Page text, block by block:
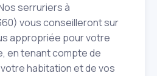
serruriers à
vous conseilleront sur
appropriée pour votre
en tenant compte de
habitation et de vos